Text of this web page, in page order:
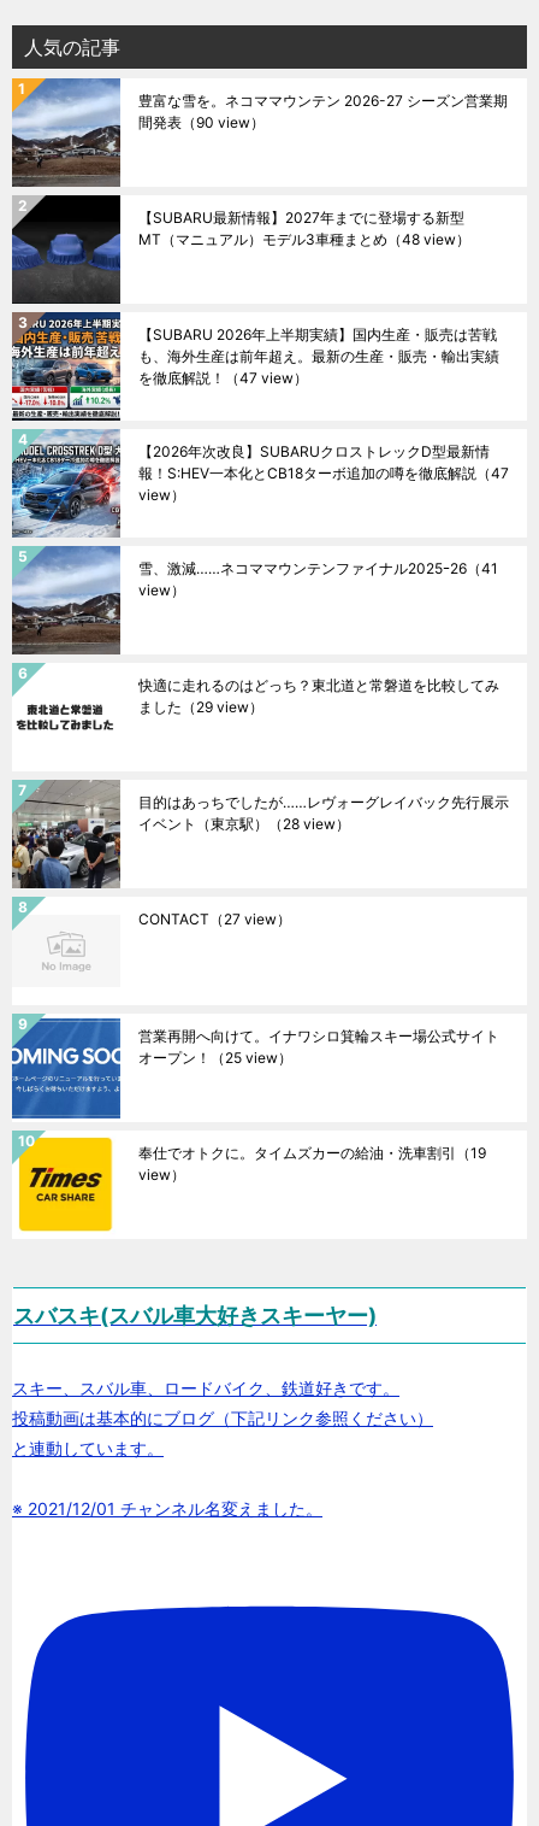
人気の記事
豊富な雪を。ネコママウンテン 2026-27 シーズン営業期
間発表 （90 view）
【SUBARU最新情報】2027年までに登場する新型
MT（マニュアル）モデル3車種まとめ （48 view）
【SUBARU 2026年上半期実績】国内生産・販売は苦戦
も、海外生産は前年超え。最新の生産・販売・輸出実績
を徹底解説！
（47 view）
【2026年次改良】SUBARUクロストレックD型最新情
報！S:HEV一本化とCB18ターボ追加の噂を徹底解説 （47
view）
雪、激減……ネコママウンテンファイナル2025ｰ26 （41
view）
快適に走れるのはどっち？東北道と常磐道を比較してみ
ました （29 view）
目的はあっちでしたが……レヴォーグレイバック先行展示
イベント（東京駅）
（28 view）
CONTACT （27 view）
営業再開へ向けて。イナワシロ箕輪スキー場公式サイト
オープン！
（25 view）
奉仕でオトクに。タイムズカーの給油・洗車割引 （19
view）
スバスキ(スバル車大好きスキーヤー)
スキー、スバル車、ロードバイク、鉄道好きです。
投稿動画は基本的にブログ（下記リンク参照ください）
と連動しています。
※ 2021/12/01 チャンネル名変えました。